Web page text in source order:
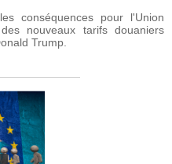
conséquences pour l'Union
nouveaux tarifs douaniers
Trump.